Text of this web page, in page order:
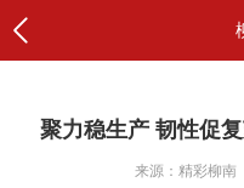
聚力稳生产 韧性促
来源：精彩柳南